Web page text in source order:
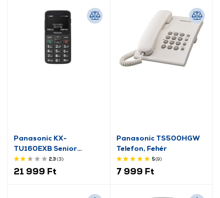
Panasonic KX-
TU160EXB Senior
mobiltelefon
2.3(3)
21 999 Ft
Panasonic TS500HGW
Telefon, Fehér
5(9)
7 999 Ft